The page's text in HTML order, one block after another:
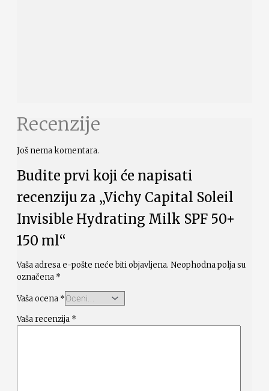
Recenzije
Još nema komentara.
Budite prvi koji će napisati
recenziju za „Vichy Capital Soleil
Invisible Hydrating Milk SPF 50+
150 ml“
Vaša adresa e-pošte neće biti objavljena. Neophodna polja su
označena *
Vaša ocena *
Vaša recenzija *